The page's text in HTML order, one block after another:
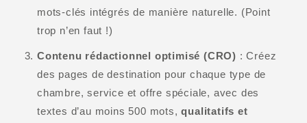
mots-clés intégrés de manière naturelle. (Point
trop n’en faut !)
Contenu rédactionnel optimisé (CRO) : Créez
des pages de destination pour chaque type de
chambre, service et offre spéciale, avec des
textes d’au moins 500 mots,qualitatifs et